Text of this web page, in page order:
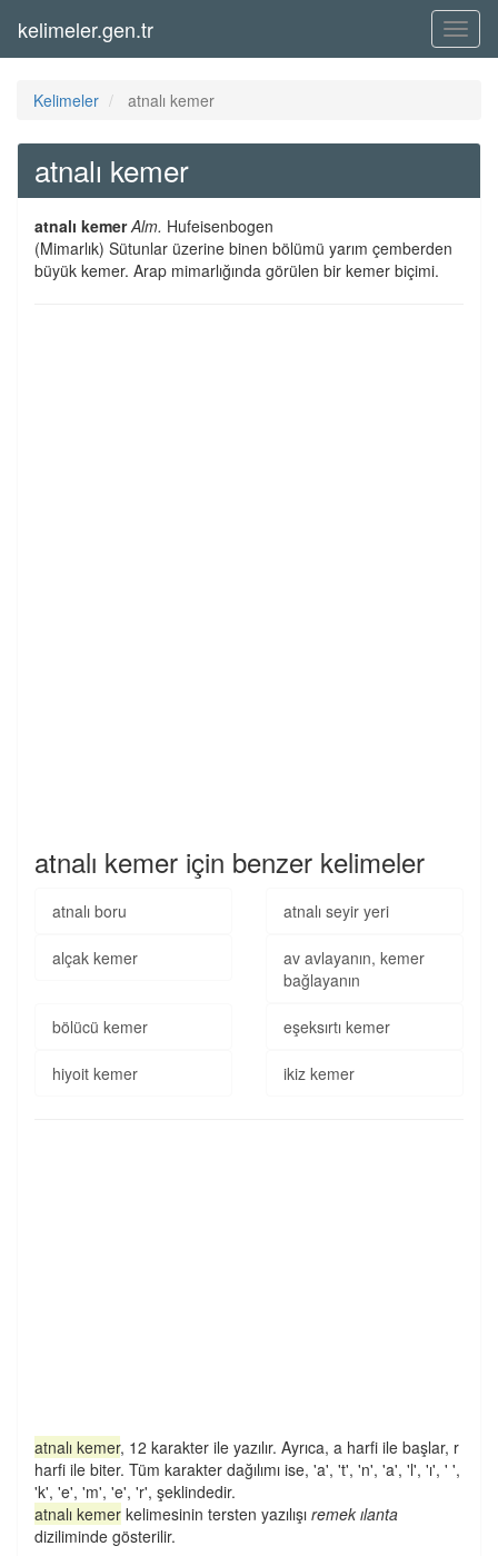
Menü
kelimeler.gen.tr
Kelimeler atnalı kemer
atnalı kemer
atnalı kemerAlm. Hufeisenbogen
(Mimarlık) Sütunlar üzerine binen bölümü yarım çemberden
büyük kemer. Arap mimarlığında görülen bir kemer biçimi.
atnalı kemer için benzer kelimeler
atnalı boru atnalı seyir yeri
alçak kemer
av avlayanın, kemer
bağlayanın
bölücü kemer eşeksırtı kemer
hiyoit kemer ikiz kemer
atnalı kemer, 12 karakter ile yazılır. Ayrıca, a harfi ile başlar, r
harfi ile biter. Tüm karakter dağılımı ise, 'a', 't', 'n', 'a', 'l', 'ı', ' ',
'k', 'e', 'm', 'e', 'r', şeklindedir.
atnalı kemer kelimesinin tersten yazılışı remek ılanta
diziliminde gösterilir.